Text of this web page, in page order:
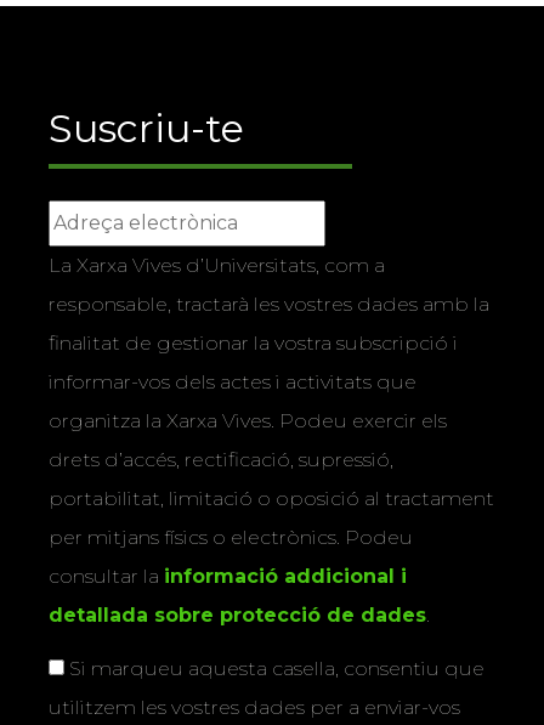
Suscriu-te
La Xarxa Vives d’Universitats, com a
responsable, tractarà les vostres dades amb la
finalitat de gestionar la vostra subscripció i
informar-vos dels actes i activitats que
organitza la Xarxa Vives. Podeu exercir els
drets d’accés, rectificació, supressió,
portabilitat, limitació o oposició al tractament
per mitjans físics o electrònics. Podeu
consultar la informació addicional i
detallada sobre protecció de dades.
Si marqueu aquesta casella, consentiu que
utilitzem les vostres dades per a enviar-vos